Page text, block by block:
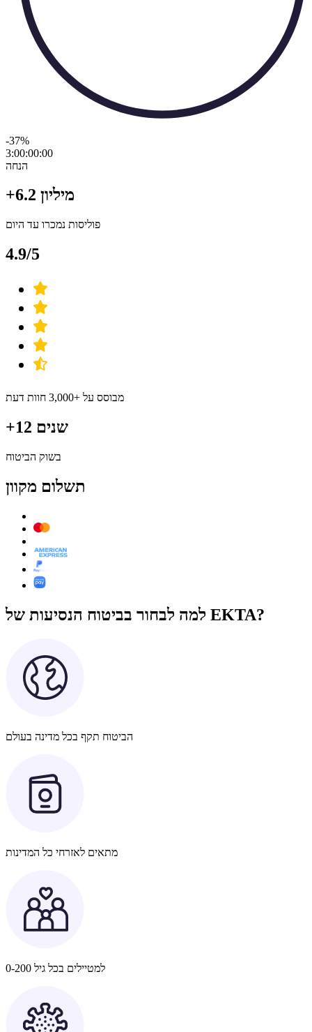
-37%
3:00:00:00
הנחה
+6.2 מיליון
פוליסות נמכרו עד היום
4.9/5
מבוסס על +3,000 חוות דעת
+12 שנים
בשוק הביטוח
תשלום מקוון
למה לבחור בביטוח הנסיעות של EKTA?
הביטוח תקף בכל מדינה בעולם
מתאים לאזרחי כל המדינות
למטיילים בכל גיל 0-200